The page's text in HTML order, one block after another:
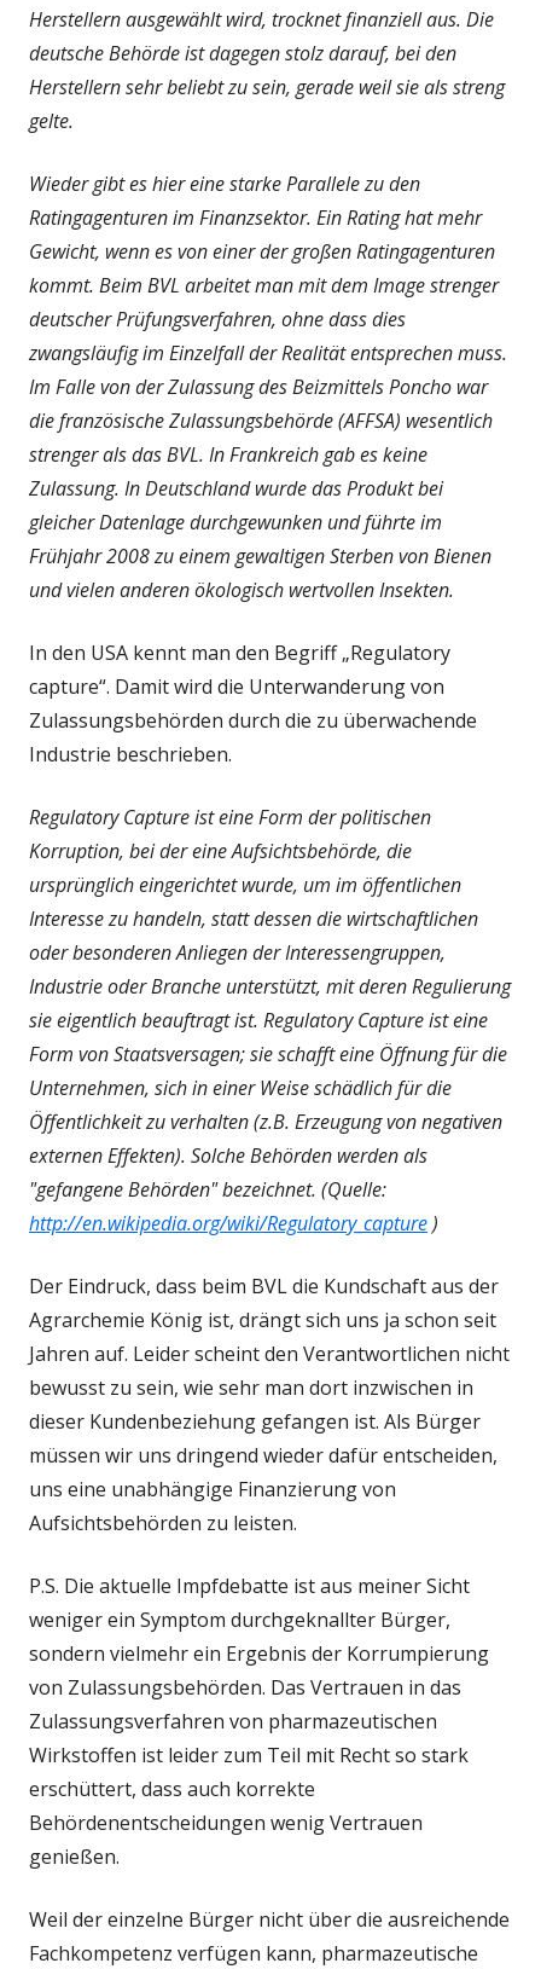
Herstellern ausgewählt wird, trocknet finanziell aus. Die
deutsche Behörde ist dagegen stolz darauf, bei den
Herstellern sehr beliebt zu sein, gerade weil sie als streng
gelte.
Wieder gibt es hier eine starke Parallele zu den
Ratingagenturen im Finanzsektor. Ein Rating hat mehr
Gewicht, wenn es von einer der großen Ratingagenturen
kommt. Beim BVL arbeitet man mit dem Image strenger
deutscher Prüfungsverfahren, ohne dass dies
zwangsläufig im Einzelfall der Realität entsprechen muss.
Im Falle von der Zulassung des Beizmittels Poncho war
die französische Zulassungsbehörde (AFFSA) wesentlich
strenger als das BVL. In Frankreich gab es keine
Zulassung. In Deutschland wurde das Produkt bei
gleicher Datenlage durchgewunken und führte im
Frühjahr 2008 zu einem gewaltigen Sterben von Bienen
und vielen anderen ökologisch wertvollen Insekten.
In den USA kennt man den Begriff „Regulatory
capture“. Damit wird die Unterwanderung von
Zulassungsbehörden durch die zu überwachende
Industrie beschrieben.
Regulatory Capture ist eine Form der politischen
Korruption, bei der eine Aufsichtsbehörde, die
ursprünglich eingerichtet wurde, um im öffentlichen
Interesse zu handeln, statt dessen die wirtschaftlichen
oder besonderen Anliegen der Interessengruppen,
Industrie oder Branche unterstützt, mit deren Regulierung
sie eigentlich beauftragt ist. Regulatory Capture ist eine
Form von Staatsversagen; sie schafft eine Öffnung für die
Unternehmen, sich in einer Weise schädlich für die
Öffentlichkeit zu verhalten (z.B. Erzeugung von negativen
externen Effekten). Solche Behörden werden als
"gefangene Behörden" bezeichnet. (Quelle:
http://en.wikipedia.org/wiki/Regulatory_capture)
Der Eindruck, dass beim BVL die Kundschaft aus der
Agrarchemie König ist, drängt sich uns ja schon seit
Jahren auf. Leider scheint den Verantwortlichen nicht
bewusst zu sein, wie sehr man dort inzwischen in
dieser Kundenbeziehung gefangen ist. Als Bürger
müssen wir uns dringend wieder dafür entscheiden,
uns eine unabhängige Finanzierung von
Aufsichtsbehörden zu leisten.
P.S. Die aktuelle Impfdebatte ist aus meiner Sicht
weniger ein Symptom durchgeknallter Bürger,
sondern vielmehr ein Ergebnis der Korrumpierung
von Zulassungsbehörden. Das Vertrauen in das
Zulassungsverfahren von pharmazeutischen
Wirkstoffen ist leider zum Teil mit Recht so stark
erschüttert, dass auch korrekte
Behördenentscheidungen wenig Vertrauen
genießen.
Weil der einzelne Bürger nicht über die ausreichende
Fachkompetenz verfügen kann, pharmazeutische